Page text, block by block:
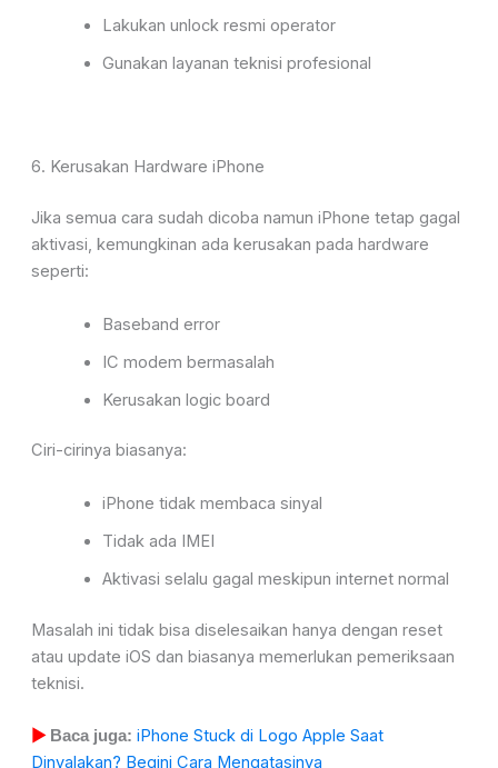
Lakukan unlock resmi operator
Gunakan layanan teknisi profesional
6. Kerusakan Hardware iPhone
Jika semua cara sudah dicoba namun iPhone tetap gagal
aktivasi, kemungkinan ada kerusakan pada hardware
seperti:
Baseband error
IC modem bermasalah
Kerusakan logic board
Ciri-cirinya biasanya:
iPhone tidak membaca sinyal
Tidak ada IMEI
Aktivasi selalu gagal meskipun internet normal
Masalah ini tidak bisa diselesaikan hanya dengan reset
atau update iOS dan biasanya memerlukan pemeriksaan
teknisi.
▶Baca juga: iPhone Stuck di Logo Apple Saat
Dinyalakan? Begini Cara Mengatasinya